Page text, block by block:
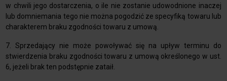
w chwili jego dostarczenia, o ile nie zostanie udowodnione inaczej
lub domniemania tego nie można pogodzić ze specyfiką towaru lub
charakterem braku zgodności towaru z umową.
7. Sprzedający nie może powoływać się na upływ terminu do
stwierdzenia braku zgodności towaru z umową określonego w ust.
6, jeżeli brak ten podstępnie zataił.